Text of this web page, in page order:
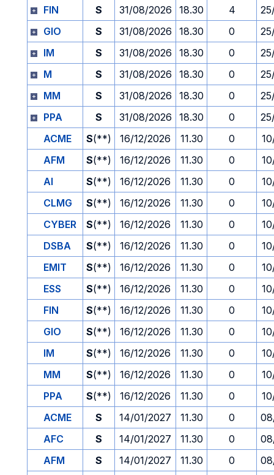
FIN
S 31/08/2026 18.30 4
GIO
S 31/08/2026 18.30 0
IM
S 31/08/2026 18.30 0
M
S 31/08/2026 18.30 0
MM
S 31/08/2026 18.30 0
PPA
S 31/08/2026 18.30 0
ACME
S(**) 16/12/2026 11.30 0
AFM
S(**) 16/12/2026 11.30 0
AI
S(**) 16/12/2026 11.30 0
CLMG
S(**) 16/12/2026 11.30 0
CYBER
S(**) 16/12/2026 11.30 0
DSBA
S(**) 16/12/2026 11.30 0
EMIT
S(**) 16/12/2026 11.30 0
ESS
S(**) 16/12/2026 11.30 0
FIN
S(**) 16/12/2026 11.30 0
GIO
S(**) 16/12/2026 11.30 0
IM
S(**) 16/12/2026 11.30 0
MM
S(**) 16/12/2026 11.30 0
PPA
S(**) 16/12/2026 11.30 0
ACME
S 14/01/2027 11.30 0
AFC
S 14/01/2027 11.30 0
AFM
S 14/01/2027 11.30 0